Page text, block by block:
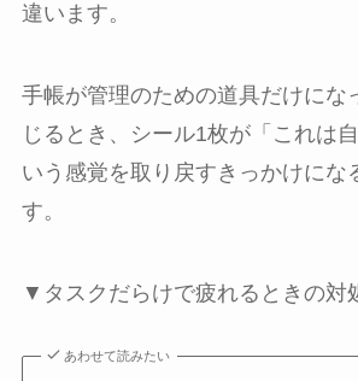
違います。
手帳が管理のための道具だけにな
じるとき、シール1枚が「これは
いう感覚を取り戻すきっかけにな
す。
▼タスクだらけで疲れるときの対
あわせて読みたい